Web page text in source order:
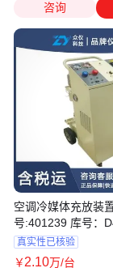
咨询
空调冷媒体充放装
号:401239 库号：
真实性已核验
￥2.10万/台